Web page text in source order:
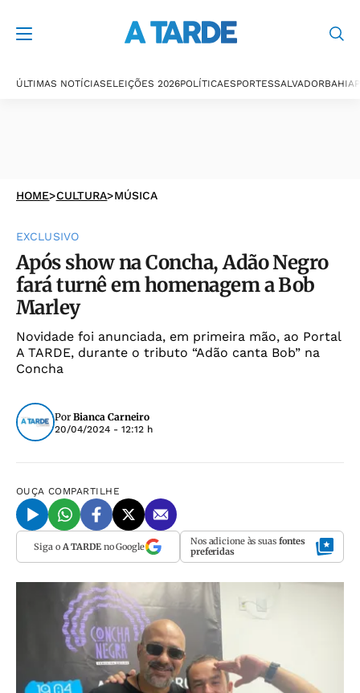
ÚLTIMAS NOTÍCIASELEIÇÕES 2026POLÍTICAESPORTESSALVADORBAHIA
HOME>CULTURA>MÚSICA
EXCLUSIVO
Após show na Concha, Adão Negro
fará turnê em homenagem a Bob
Marley
Novidade foi anunciada, em primeira mão, ao Portal
A TARDE, durante o tributo “Adão canta Bob” na
Concha
Por Bianca Carneiro
20/04/2024 - 12:12 h
OUÇA COMPARTILHE
Siga o A TARDEno Google Nos adicione às suas fontes
preferidas